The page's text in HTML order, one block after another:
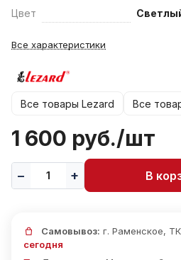
Цвет
Все характеристики
Все товары Lezard Все
1 600 руб./шт
В
Самовывоз: г. Раменское,
сегодня